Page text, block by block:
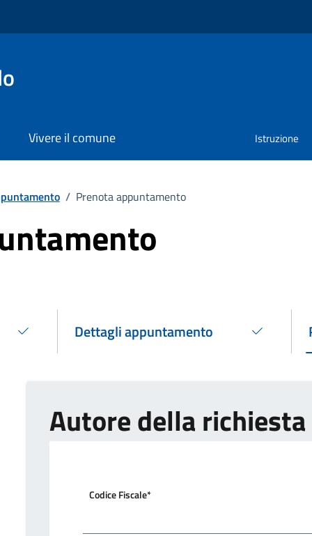
Vivere il comune Istruzione
/ Prenota appuntamento
Dettagli appuntamento
Confermato
Autore della richiesta
Codice Fiscale*